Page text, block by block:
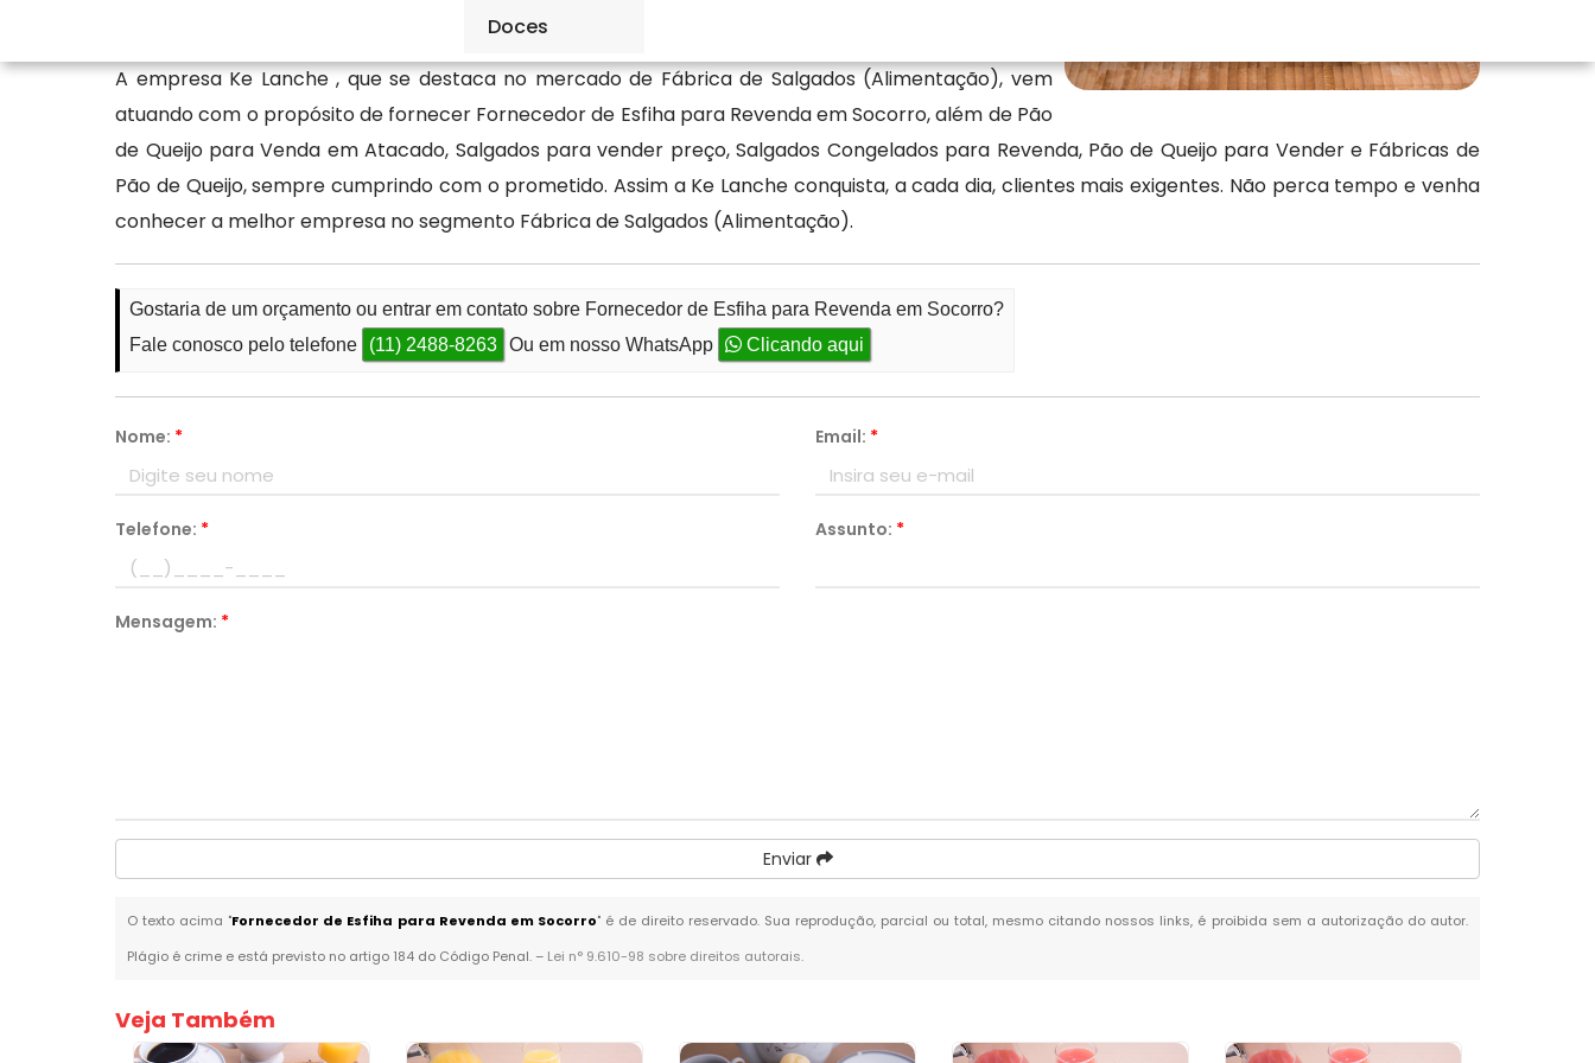
Doces
A empresa Ke Lanche , que se destaca no mercado de Fábrica de Salgados (Alimentação), vem
atuando com o propósito de fornecer Fornecedor de Esfiha para Revenda em Socorro, além de Pão
de Queijo para Venda em Atacado, Salgados para vender preço, Salgados Congelados para Revenda, Pão de Queijo para Vender e Fábricas de
Pão de Queijo, sempre cumprindo com o prometido. Assim a Ke Lanche conquista, a cada dia, clientes mais exigentes. Não perca tempo e venha
conhecer a melhor empresa no segmento Fábrica de Salgados (Alimentação).
Gostaria de um orçamento ou entrar em contato sobre Fornecedor de Esfiha para Revenda em Socorro?
Fale conosco pelo telefone
(11) 2488-8263 Ou em nosso WhatsApp Clicando aqui
Nome: * Email: *
Telefone: * Assunto: *
Mensagem: *
Enviar
O texto acima "Fornecedor de Esfiha para Revenda em Socorro" é de direito reservado. Sua reprodução, parcial ou total, mesmo citando nossos links, é proibida sem a autorização do autor.
Plágio é crime e está previsto no artigo 184 do Código Penal. – Lei n° 9.610-98 sobre direitos autorais.
Veja Também